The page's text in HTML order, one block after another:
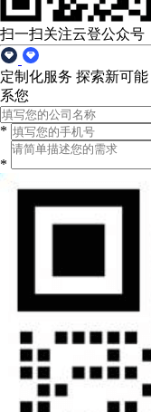
扫一扫关注云登公众号
定制化服务 探索新可能
系您
*
*